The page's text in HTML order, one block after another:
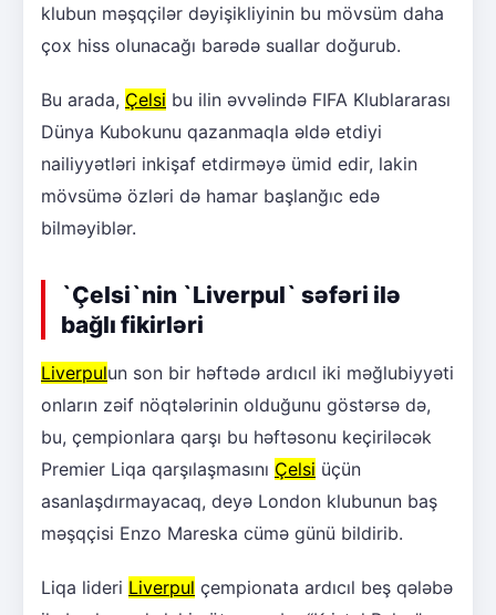
klubun məşqçilər dəyişikliyinin bu mövsüm daha
çox hiss olunacağı barədə suallar doğurub.
Bu arada, Çelsi bu ilin əvvəlində FIFA Klublararası
Dünya Kubokunu qazanmaqla əldə etdiyi
nailiyyətləri inkişaf etdirməyə ümid edir, lakin
mövsümə özləri də hamar başlanğıc edə
bilməyiblər.
`Çelsi`nin `Liverpul` səfəri ilə
bağlı fikirləri
Liverpulun son bir həftədə ardıcıl iki məğlubiyyəti
onların zəif nöqtələrinin olduğunu göstərsə də,
bu, çempionlara qarşı bu həftəsonu keçiriləcək
Premier Liqa qarşılaşmasını Çelsi üçün
asanlaşdırmayacaq, deyə London klubunun baş
məşqçisi Enzo Mareska cümə günü bildirib.
Liqa lideri Liverpul çempionata ardıcıl beş qələbə